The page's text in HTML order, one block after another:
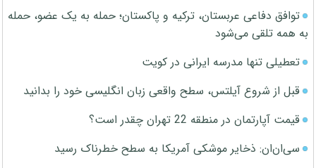
توافق دفاعی عربستان، ترکیه و پاکستان؛ حمله به یک عضو، حمله
به همه تلقی می‌شود
تعطیلی تنها مدرسه ایرانی در کویت
قبل از شروع آیلتس، سطح واقعی زبان انگلیسی خود را بدانید
قیمت آپارتمان در منطقه 22 تهران چقدر است؟
سی‌ان‌ان: ذخایر موشکی آمریکا به سطح خطرناک رسید